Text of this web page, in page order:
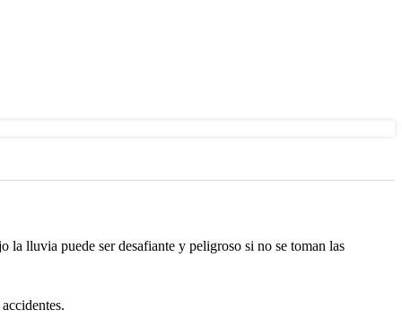
la lluvia puede ser desafiante y peligroso si no se toman las